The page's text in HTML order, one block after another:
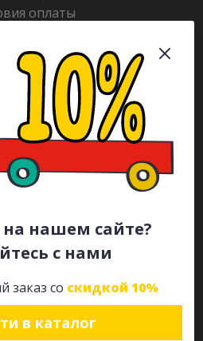
нашем сайте?
с нами
заказ со скидкой 10%
в каталог
оплаты
на товар
Раскраски
в курсе!